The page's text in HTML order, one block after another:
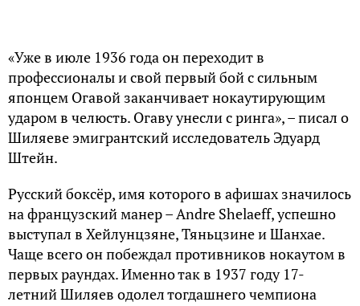
«Уже в июле 1936 года он переходит в
профессионалы и свой первый бой с сильным
японцем Огавой заканчивает нокаутирующим
ударом в челюсть. Огаву унесли с ринга», – писал о
Шиляеве эмигрантский исследователь Эдуард
Штейн.
Русский боксёр, имя которого в афишах значилось
на французский манер – Andre Shelaeff, успешно
выступал в Хейлунцзяне, Тяньцзине и Шанхае.
Чаще всего он побеждал противников нокаутом в
первых раундах. Именно так в 1937 году 17-
летний Шиляев одолел тогдашнего чемпиона